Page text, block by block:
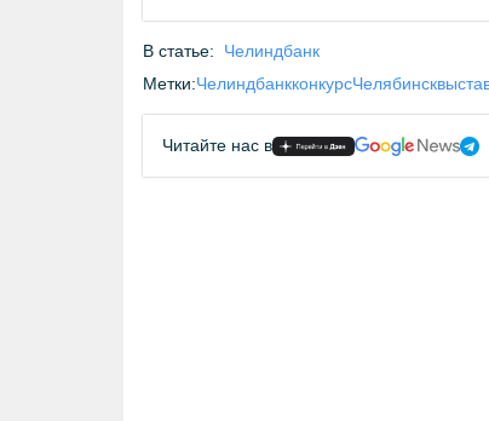
В статье:
Челиндбанк
Метки:ЧелиндбанкконкурсЧелябинск
Читайте нас в